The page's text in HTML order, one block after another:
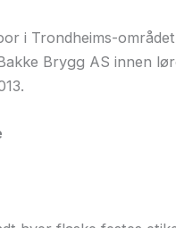
i Trondheims-
Brygg AS innen